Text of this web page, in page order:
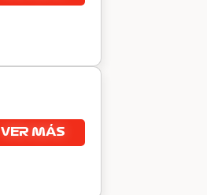
VER MÁS